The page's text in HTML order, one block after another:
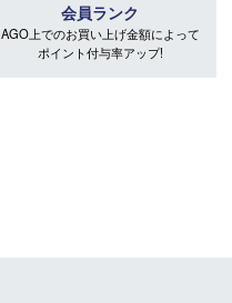
会員ランク
AGO上でのお買い上げ金額によって
ポイント付与率アップ!